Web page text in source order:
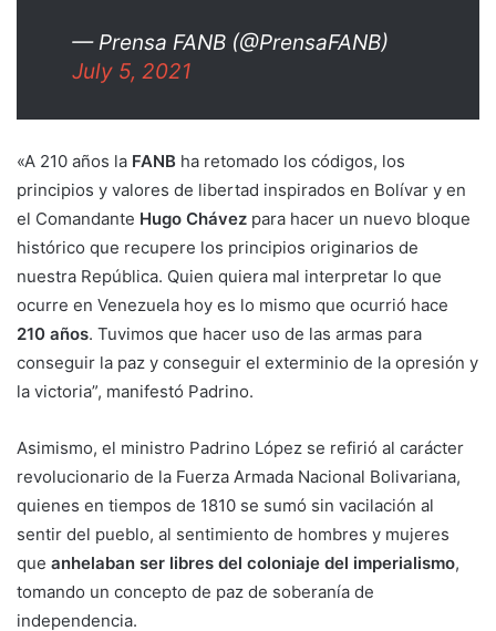
— Prensa FANB (@PrensaFANB)
July 5, 2021
«A 210 años la FANB ha retomado los códigos, los
principios y valores de libertad inspirados en Bolívar y en
el Comandante Hugo Chávez para hacer un nuevo bloque
histórico que recupere los principios originarios de
nuestra República. Quien quiera mal interpretar lo que
ocurre en Venezuela hoy es lo mismo que ocurrió hace
210 años. Tuvimos que hacer uso de las armas para
conseguir la paz y conseguir el exterminio de la opresión y
la victoria”, manifestó Padrino.
Asimismo, el ministro Padrino López se refirió al carácter
revolucionario de la Fuerza Armada Nacional Bolivariana,
quienes en tiempos de 1810 se sumó sin vacilación al
sentir del pueblo, al sentimiento de hombres y mujeres
que anhelaban ser libres del coloniaje del imperialismo,
tomando un concepto de paz de soberanía de
independencia.